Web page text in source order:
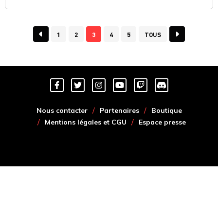
1 2 3 4 5 TOUS
Nous contacter Partenaires
Boutique
Mentions légales et CGU
Espace presse